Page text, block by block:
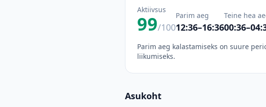
Aktiivsus
99/100
Parim aeg
12:36–16:36
Teine hea
Parim aeg kalastamiseks on suure
liikumiseks.
Asukoht